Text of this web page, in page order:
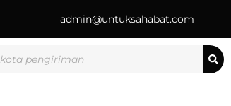
admin@untuksahabat.com